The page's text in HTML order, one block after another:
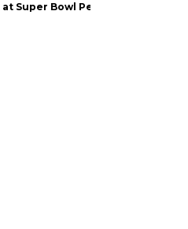
Bowl Performances, New